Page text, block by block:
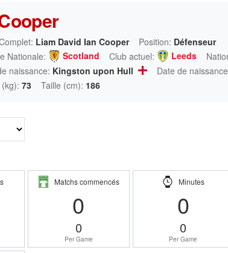
Liam David Ian Cooper Position: Défenseur
Nationale:
Scotland Club actuel: Leeds
naissance: Kingston upon Hull Date de
73 Taille (cm): 186
Matchs commencés
0
0
Per Game
Minutes
0
0
Per Game